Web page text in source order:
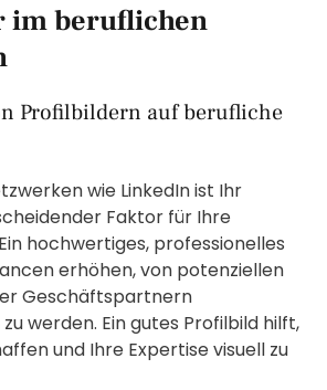
im beruflichen
Profilbildern auf berufliche
wie LinkedIn ist Ihr
Faktor für Ihre
hochwertiges, professionelles
erhöhen, von potenziellen
Geschäftspartnern
werden. Ein gutes Profilbild hilft,
und Ihre Expertise visuell zu